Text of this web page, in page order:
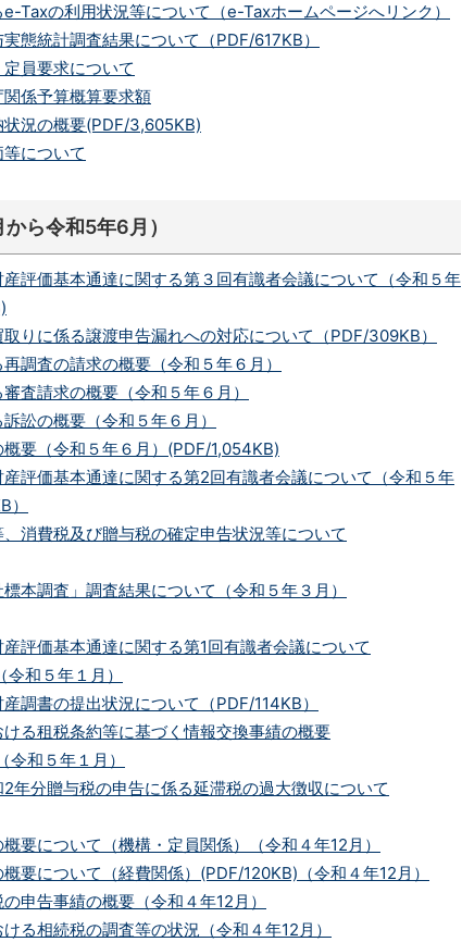
Taxの利用状況等について（e-Taxホームページへリンク）
態統計調査結果について（PDF/617KB）
員要求について
係予算概算要求額
況の概要(PDF/3,605KB)
について
ら令和5年6月）
評価基本通達に関する第３回有識者会議について（令和５年
りに係る譲渡申告漏れへの対応について（PDF/309KB）
調査の請求の概要（令和５年６月）
査請求の概要（令和５年６月）
訟の概要（令和５年６月）
要（令和５年６月）(PDF/1,054KB)
評価基本通達に関する第2回有識者会議について（令和５年
消費税及び贈与税の確定申告状況等について
本調査」調査結果について（令和５年３月）
評価基本通達に関する第1回有識者会議について
令和５年１月）
調書の提出状況について（PDF/114KB）
る租税条約等に基づく情報交換事績の概要
令和５年１月）
年分贈与税の申告に係る延滞税の過大徴収について
要について（機構・定員関係）（令和４年12月）
要について（経費関係）(PDF/120KB)（令和４年12月）
申告事績の概要（令和４年12月）
る相続税の調査等の状況（令和４年12月）